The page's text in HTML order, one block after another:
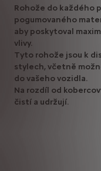
Rohože do každého
pogumovaného
aby poskytoval
vlivy.
Tyto rohože jsou k
stylech, včetně
do vašeho vozidla.
Na rozdíl od
čistí a udržují.